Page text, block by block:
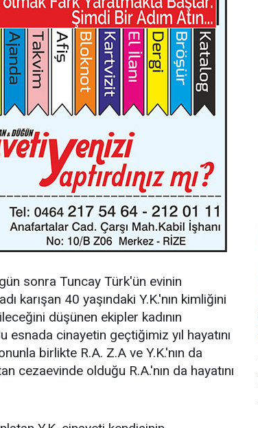
sonra Tuncay Türk'ün evinin
karışan 40 yaşındaki Y.K.'nın kimliğini
düşünen ekipler kadının
esnada cinayetin geçtiğimiz yıl hayatını
birlikte R.A. Z.A ve Y.K.'nın da
cezaevinde olduğu R.A.'nın da hayatını